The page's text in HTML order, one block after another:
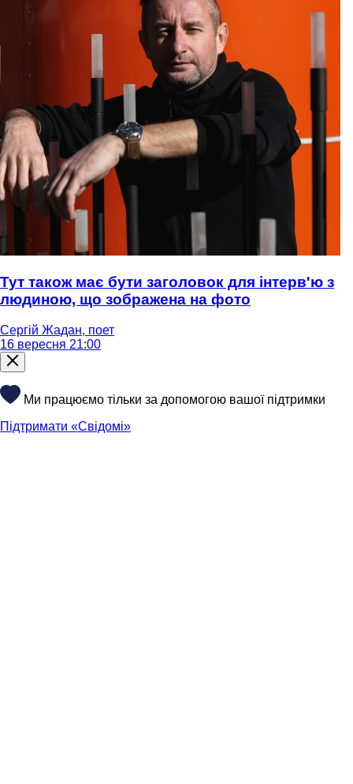
Тут також має бути заголовок для інтерв'ю з
людиною, що зображена на фото
Сергій Жадан, поет
16 вересня 21:00
Ми працюємо тільки за допомогою вашої підтримки
Підтримати «Свідомі»